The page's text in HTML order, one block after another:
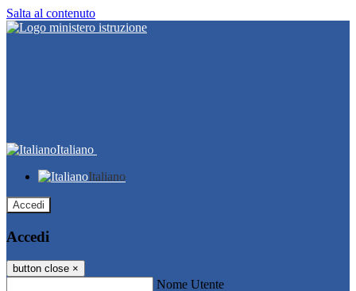
Salta al contenuto
Italiano
Italiano
Accedi
Accedi
button close ×
Nome Utente